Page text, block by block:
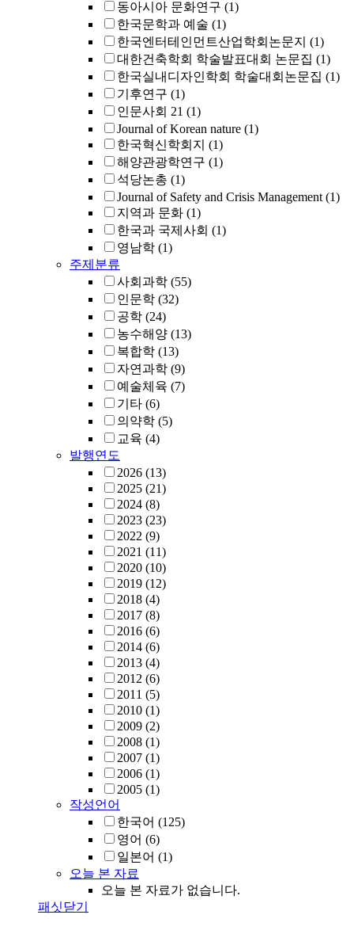
동아시아 문화연구 (1)
한국문학과 예술 (1)
한국엔터테인먼트산업학회논문지 (1)
대한건축학회 학술발표대회 논문집 (1)
한국실내디자인학회 학술대회논문집 (1)
기후연구 (1)
인문사회 21 (1)
Journal of Korean nature (1)
한국혁신학회지 (1)
해양관광학연구 (1)
석당논총 (1)
Journal of Safety and Crisis Management (1)
지역과 문화 (1)
한국과 국제사회 (1)
영남학 (1)
주제분류
사회과학 (55)
인문학 (32)
공학 (24)
농수해양 (13)
복합학 (13)
자연과학 (9)
예술체육 (7)
기타 (6)
의약학 (5)
교육 (4)
발행연도
2026 (13)
2025 (21)
2024 (8)
2023 (23)
2022 (9)
2021 (11)
2020 (10)
2019 (12)
2018 (4)
2017 (8)
2016 (6)
2014 (6)
2013 (4)
2012 (6)
2011 (5)
2010 (1)
2009 (2)
2008 (1)
2007 (1)
2006 (1)
2005 (1)
작성언어
한국어 (125)
영어 (6)
일본어 (1)
오늘 본 자료
오늘 본 자료가 없습니다.
패싯닫기